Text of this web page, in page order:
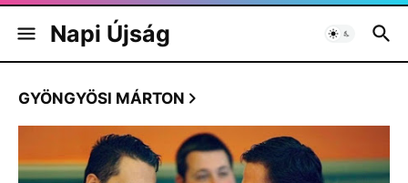
Napi Újság
GYÖNGYÖSI MÁRTON